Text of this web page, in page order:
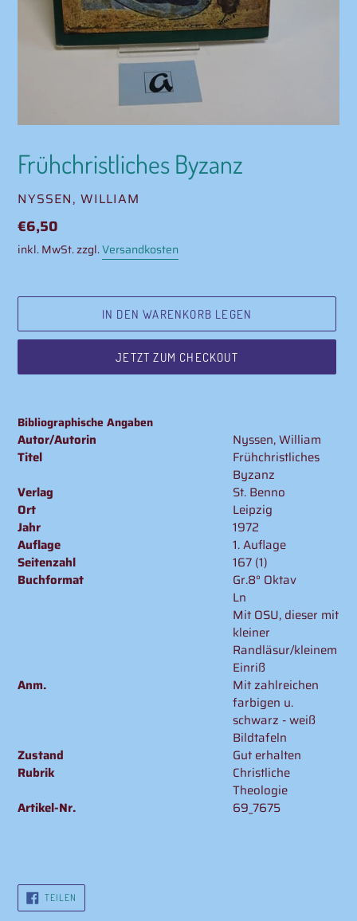
Frühchristliches Byzanz
VERKÄUFER
NYSSEN, WILLIAM
Normaler
Preis
€6,50
inkl. MwSt. zzgl.Versandkosten
IN DEN WARENKORB LEGEN
JETZT ZUM CHECKOUT
wird
zum
Warenkorb
hinzugefügt
Bibliographische Angaben
Autor/Autorin
Nyssen, William
Titel
Frühchristliches
Byzanz
Verlag
St. Benno
Ort
Leipzig
Jahr
1972
Auflage
1. Auflage
Seitenzahl
167 (1)
Buchformat
Gr.8° Oktav
Ln
Mit OSU, dieser mit
kleiner
Randläsur/kleinem
Einriß
Anm.
Mit zahlreichen
farbigen u.
schwarz - weiß
Bildtafeln
Zustand
Gut erhalten
Rubrik
Christliche
Theologie
Artikel-Nr.
69_7675
TEILEN
TEILEN